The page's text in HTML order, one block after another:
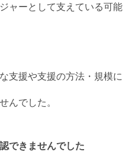
ャーとして支えている可能
支援や支援の方法・規模に
んでした。
できませんでした